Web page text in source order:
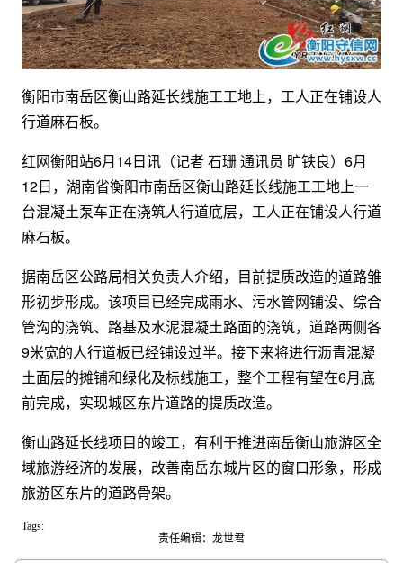
衡阳市南岳区衡山路延长线施工工地上，工人正在铺设人
行道麻石板。
红网衡阳站6月14日讯（记者 石珊 通讯员 旷铁良）6月
12日，湖南省衡阳市南岳区衡山路延长线施工工地上一
台混凝土泵车正在浇筑人行道底层，工人正在铺设人行道
麻石板。
据南岳区公路局相关负责人介绍，目前提质改造的道路雏
形初步形成。该项目已经完成雨水、污水管网铺设、综合
管沟的浇筑、路基及水泥混凝土路面的浇筑，道路两侧各
9米宽的人行道板已经铺设过半。接下来将进行沥青混凝
土面层的摊铺和绿化及标线施工，整个工程有望在6月底
前完成，实现城区东片道路的提质改造。
衡山路延长线项目的竣工，有利于推进南岳衡山旅游区全
域旅游经济的发展，改善南岳东城片区的窗口形象，形成
旅游区东片的道路骨架。
Tags:
责任编辑：龙世君